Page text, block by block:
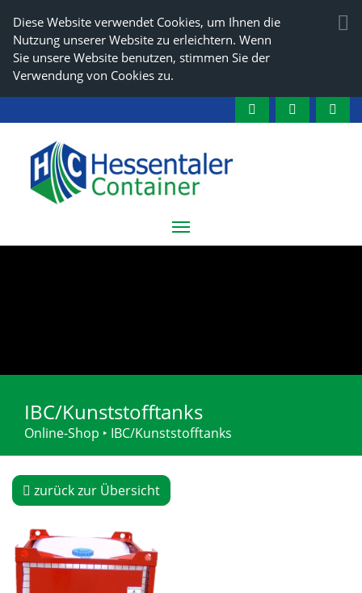
Diese Website verwendet Cookies, um Ihnen die
Nutzung unserer Website zu erleichtern. Wenn
Sie unsere Website benutzen, stimmen Sie der
Verwendung von Cookies zu.
IBC/Kunststofftanks
Online-Shop ‣ IBC/Kunststofftanks
zurück zur Übersicht